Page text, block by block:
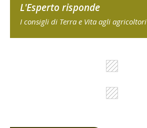
L'Esperto risponde
I consigli di Terra e Vita agli agricoltori